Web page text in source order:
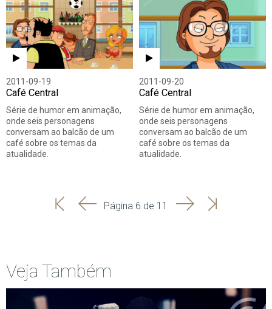
2011-09-19
Café Central
Série de humor em animação,
onde seis personagens
conversam ao balcão de um
café sobre os temas da
atualidade.
2011-09-20
Café Central
Série de humor em animação,
onde seis personagens
conversam ao balcão de um
café sobre os temas da
atualidade.
'
'
Página 6 de 11 SeguinteÚltima
Veja Também